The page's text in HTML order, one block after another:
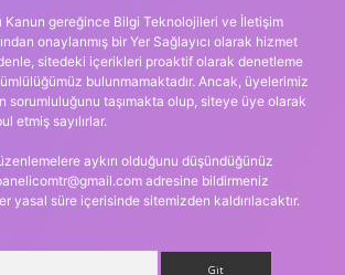
Kanun gereğince Bilgi Teknolojileri ve İletişim
onaylanmış bir Yer Sağlayıcı olarak hizmet
sitedeki içerikleri proaktif olarak denetleme
bulunmamaktadır. Ancak, üyelerimiz
sorumluluğunu taşımakta olup, siteye üye olarak
etmiş sayılırlar.
aykırı olduğunu düşündüğünüz
adresine bildirmeniz
yasal süre içerisinde sitemizden kaldırılacaktır.